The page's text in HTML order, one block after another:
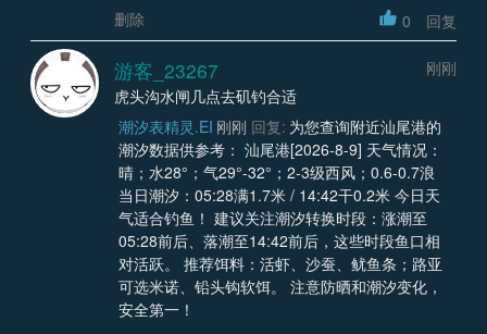
删除
0 回复
游客_23267
刚刚
虎头沟水闸几点去矶钓合适
潮汐表精灵.EI 刚刚 回复: 为您查询附近汕尾港的
潮汐数据供参考： 汕尾港[2026-8-9] 天气情况：
晴；水28°；气29°-32°；2-3级西风；0.6-0.7浪
当日潮汐：05:28满1.7米 / 14:42干0.2米 今日天
气适合钓鱼！ 建议关注潮汐转换时段：涨潮至
05:28前后、落潮至14:42前后，这些时段鱼口相
对活跃。 推荐饵料：活虾、沙蚕、鱿鱼条；路亚
可选米诺、铅头钩软饵。 注意防晒和潮汐变化，
安全第一！